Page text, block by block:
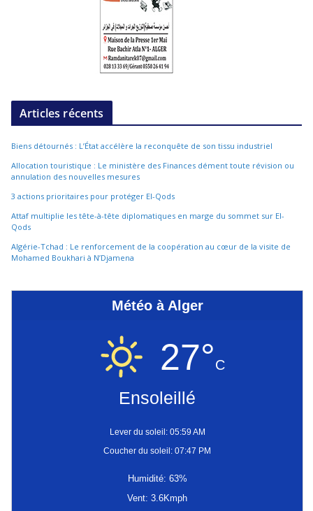
Articles récents
Biens détournés : L’État accélère la reconquête de son tissu industriel
Allocation touristique : Le ministère des Finances dément toute révision ou
annulation des nouvelles mesures
3 actions prioritaires pour protéger El-Qods
Attaf multiplie les tête-à-tête diplomatiques en marge du sommet sur El-
Qods
Algérie-Tchad : Le renforcement de la coopération au cœur de la visite de
Mohamed Boukhari à N’Djamena
Météo à Alger
27°C
Ensoleillé
Lever du soleil: 05:59 AM
Coucher du soleil: 07:47 PM
Humidité: 63%
Vent: 3.6Kmph